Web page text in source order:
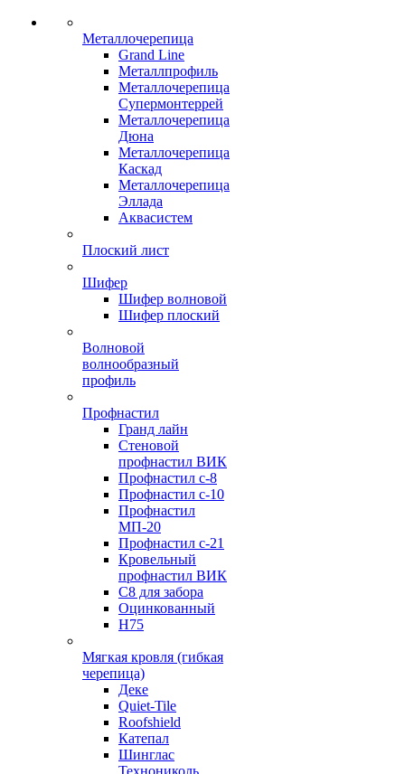
Металлочерепица
Grand Line
Металлпрофиль
Металлочерепица
Супермонтеррей
Металлочерепица
Дюна
Металлочерепица
Каскад
Металлочерепица
Эллада
Аквасистем
Плоский лист
Шифер
Шифер волновой
Шифер плоский
Волновой
волнообразный
профиль
Профнастил
Гранд лайн
Стеновой
профнастил ВИК
Профнастил с-8
Профнастил с-10
Профнастил
МП-20
Профнастил с-21
Кровельный
профнастил ВИК
С8 для забора
Оцинкованный
Н75
Мягкая кровля (гибкая
черепица)
Деке
Quiet-Tile
Roofshield
Катепал
Шинглас
Технониколь